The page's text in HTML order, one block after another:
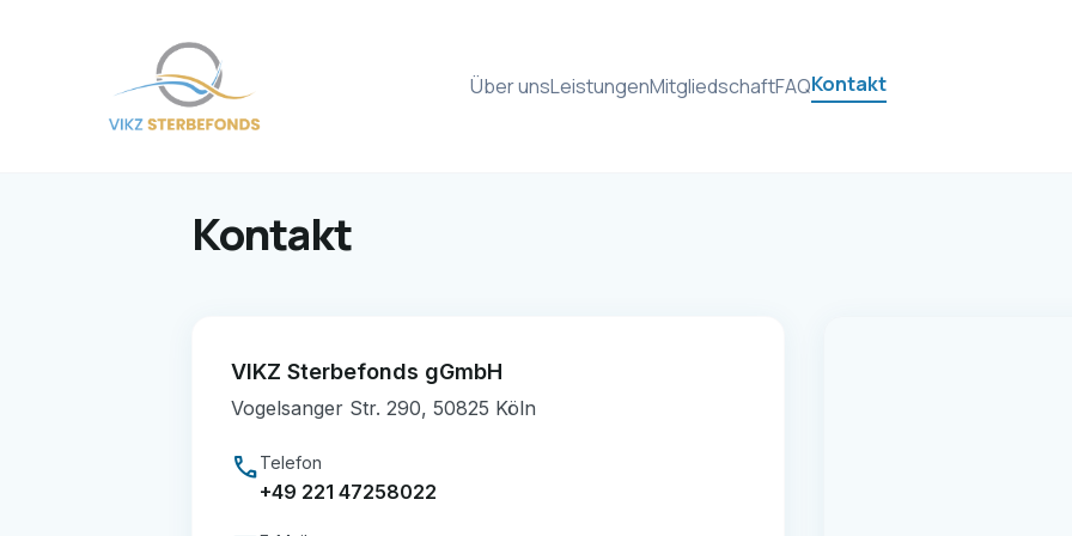
Über unsLeistungenMitgliedschaftFAQKontakt
Kontakt
VIKZ Sterbefonds gGmbH
Vogelsanger Str. 290, 50825 Köln
callTelefon
+49 221 47258022